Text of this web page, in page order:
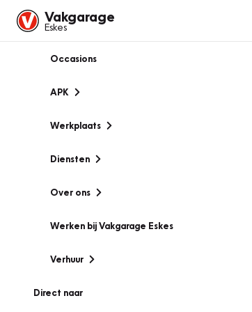
Vakgarage
Eskes
Occasions
APK
Werkplaats
Diensten
Over ons
Werken bij Vakgarage Eskes
Verhuur
Direct naar